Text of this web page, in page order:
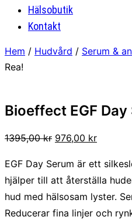
Hälsobutik
Kontakt
Hem / Hudvård / Serum &
Rea!
Bioeffect EGF
1395,00kr Det
priset
var:
1395,00 kr.
976,00 krDet
priset
är:
976,00
EGF Day Serum är ett
hjälper till att återställa
hud med hälsosam lyster.
Reducerar fina linjer och